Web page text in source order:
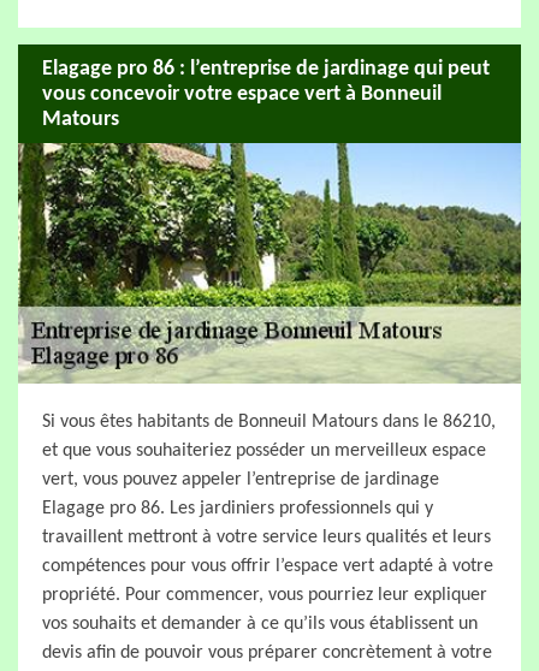
Elagage pro 86 : l’entreprise de jardinage qui peut
vous concevoir votre espace vert à Bonneuil
Matours
Si vous êtes habitants de Bonneuil Matours dans le 86210,
et que vous souhaiteriez posséder un merveilleux espace
vert, vous pouvez appeler l’entreprise de jardinage
Elagage pro 86. Les jardiniers professionnels qui y
travaillent mettront à votre service leurs qualités et leurs
compétences pour vous offrir l’espace vert adapté à votre
propriété. Pour commencer, vous pourriez leur expliquer
vos souhaits et demander à ce qu’ils vous établissent un
devis afin de pouvoir vous préparer concrètement à votre